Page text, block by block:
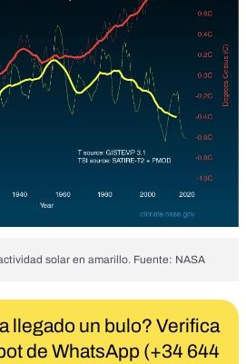
solar en amarillo. Fuente: NASA
llegado un bulo? Verifica
de WhatsApp (+34 644